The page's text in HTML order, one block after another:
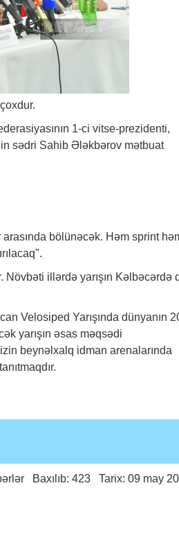
1-ci vitse-prezidenti,
sədri Sahib Ələkbərov mətbuat
bölünəcək. Həm sprint
Növbəti illərdə yarışın Kəlbəcərdə
Velosiped Yarışında dünyanın
yarışın əsas məqsədi
beynəlxalq idman arenalarında
Baxılıb: 423 Tarix: 09 may